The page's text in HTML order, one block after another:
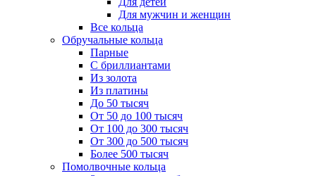
Для мужчин и женщин
Все кольца
Обручальные кольца
Парные
С бриллиантами
Из золота
Из платины
До 50 тысяч
От 50 до 100 тысяч
От 100 до 300 тысяч
От 300 до 500 тысяч
Более 500 тысяч
Помолвочные кольца